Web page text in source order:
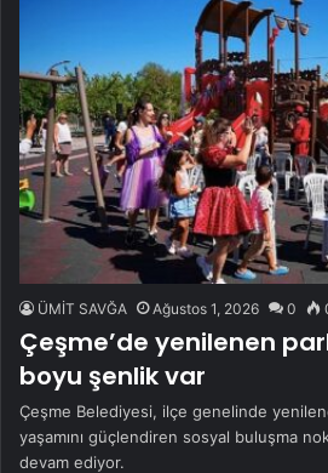
ÜMİT SAVĞA Ağustos 1, 2026 0
Çeşme’de yenilenen
boyu şenlik var
Çeşme Belediyesi, ilçe genelinde
yaşamını güçlendiren sosyal buluşma
devam ediyor.